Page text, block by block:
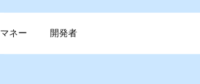
マネー 開発者